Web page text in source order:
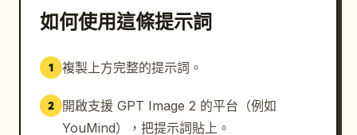
如何使用這條提示詞
1 複製上方完整的提示詞。
2
開啟支援 GPT Image 2 的平台（例如
YouMind），把提示詞貼上。